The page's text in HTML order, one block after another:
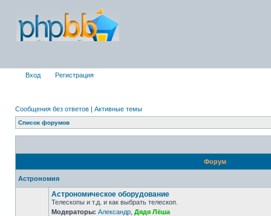
Вход Регистрация
Сообщения без ответов | Активные темы
Список форумов
Форум
Астрономия
Астрономическое оборудование
Телескопы и т.д. и как выбрать телескоп.
Модераторы: Александр Дядя Лёша